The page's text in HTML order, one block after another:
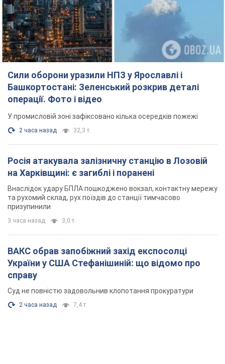
У промисловій зоні зафіксовано кілька осередків пожежі
2 часа назад 32,3 т.
Росія атакувала залізничну станцію в Лозовій
на Харківщині: є загиблі і поранені
Внаслідок удару БПЛА пошкоджено вокзал, контактну мережу
та рухомий склад, рух поїздів до станції тимчасово
призупинили
3 часа назад 3,0 т.
України у США Стефанішиній: що відомо про
справу
Суд не повністю задовольнив клопотання прокуратури
2 часа назад